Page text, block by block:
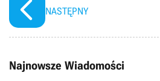
NASTĘPNY
Najnowsze Wiadomości